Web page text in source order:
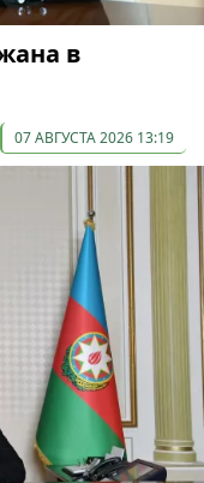
в
07 АВГУСТА 2026 13:19